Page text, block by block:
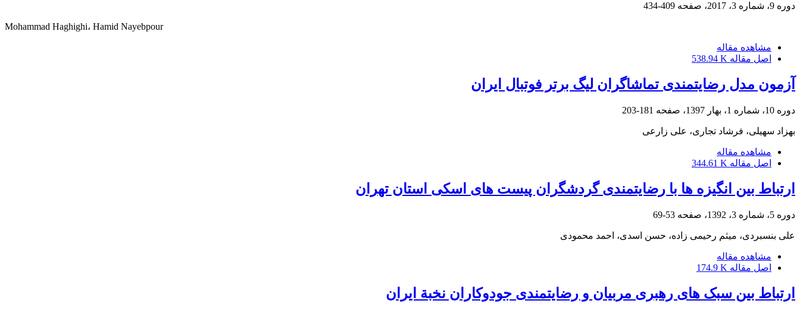
دوره 9، شماره 3، 2017، صفحه 409-434
Mohammad Haghighi، Hamid Nayebpour
مشاهده مقاله
اصل مقاله 538.94 K
آزمون مدل رضایتمندی تماشاگران لیگ برتر فوتبال ایران
دوره 10، شماره 1، بهار 1397، صفحه 181-203
بهزاد سهیلی، فرشاد تجاری، علی زارعی
مشاهده مقاله
اصل مقاله 344.61 K
ارتباط بین انگیزه ها با رضایتمندی گردشگران پیست های اسکی استان تهران
دوره 5، شماره 3، 1392، صفحه 53-69
علی بنسبردی، میثم رحیمی زاده، حسن اسدی، احمد محمودی
مشاهده مقاله
اصل مقاله 174.9 K
ارتباط بین سبک های رهبری مربیان و رضایتمندی جودوکاران نخبة ایران